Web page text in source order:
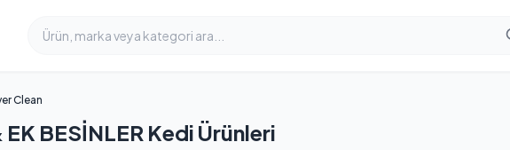
Clean
BESİNLER Kedi Ürünleri